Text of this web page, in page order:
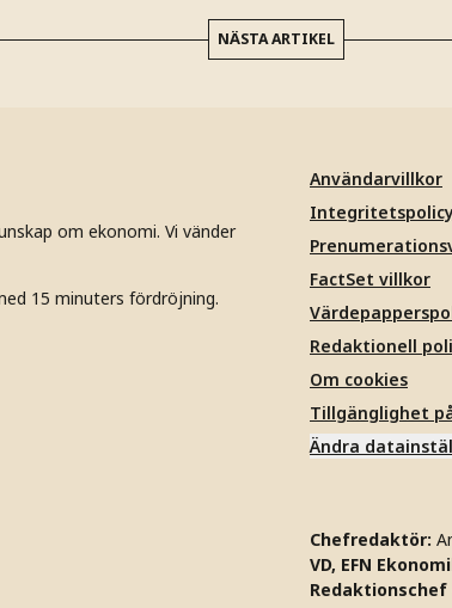
NÄSTA ARTIKEL
om ekonomi. Vi vänder
15 minuters fördröjning.
Användarvillkor
FactSet villkor
Redaktionell
Om cookies
Tillgänglighet på
Ändra
Chefredaktör:
VD, EFN